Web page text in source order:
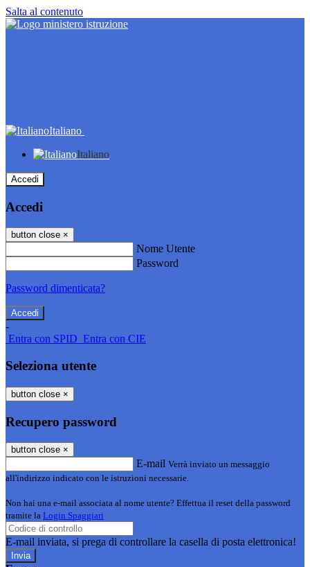
Salta al contenuto
Italiano
Italiano
Accedi
Accedi
button close ×
Nome Utente
Password
Password dimenticata?
-
Entra con SPID Entra con CIE
Seleziona utente
button close ×
Recupero password
button close ×
E-mail Verrà inviato un messaggio
all'indirizzo indicato con le istruzioni necessarie.
Non hai una e-mail associata al nome utente? Effettua il reset della password
tramite la Login Spaggiari
E-mail inviata, si prega di controllare la casella di posta elettronica!